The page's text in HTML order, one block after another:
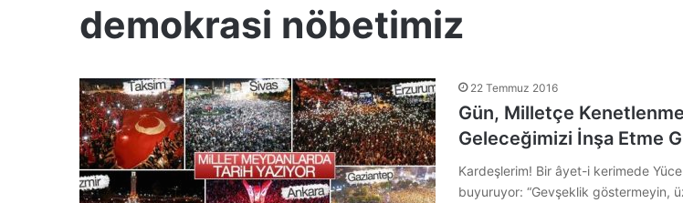
demokrasi nöbetimiz
22 Temmuz 2016
Gün, Milletçe
Geleceğimizi İnşa Etme
Kardeşlerim! Bir âyet-i kerimede
buyuruyor: “Gevşeklik göstermeyin,